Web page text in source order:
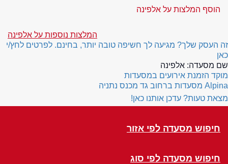
הוסף המלצות על אלפינה
המלצות נוספות על אלפינה
זה העסק שלך? מגיעה לך חשיפה טובה יותר, בחינם. לפרטים לחץ/י
כאן
שם מסעדה: אלפינה
מוקד הזמנת אירועים במסעדות
Alpina מסעדות ברחוב גד מכנס נתניה
מצאת טעות? עדכן אותנו כאן!
חיפוש מסעדה לפי אזור
חיפוש מסעדה לפי סוג